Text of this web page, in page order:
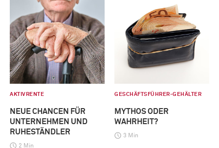
AKTIVRENTE
NEUE CHANCEN FÜR
UNTERNEHMEN UND
RUHESTÄNDLER
2 Min
GESCHÄFTSFÜHRER-GEHÄLTER
MYTHOS ODER
WAHRHEIT?
3 Min